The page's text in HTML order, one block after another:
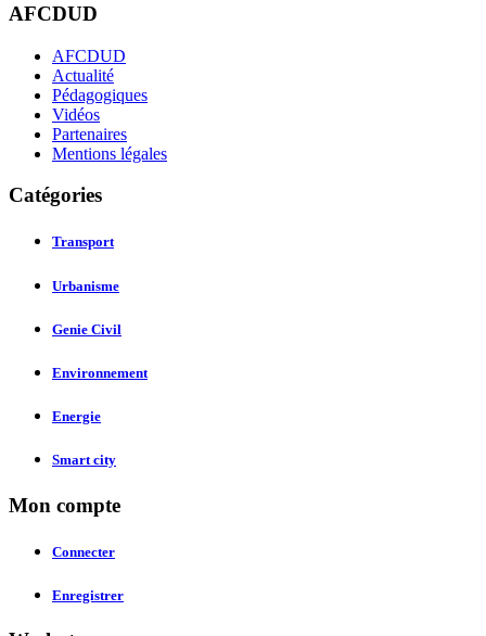
AFCDUD
AFCDUD
Actualité
Pédagogiques
Vidéos
Partenaires
Mentions légales
Catégories
Transport
Urbanisme
Genie Civil
Environnement
Energie
Smart city
Mon compte
Connecter
Enregistrer